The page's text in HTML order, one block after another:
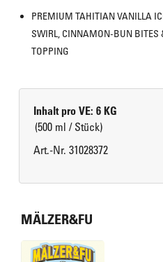
PREMIUM TAHITIAN VANILLA
SWIRL, CINNAMON-BUN BITES
TOPPING
Inhalt pro VE: 6 KG
(500 ml / Stück)
Art.-Nr. 31028372
MÄLZER&FU